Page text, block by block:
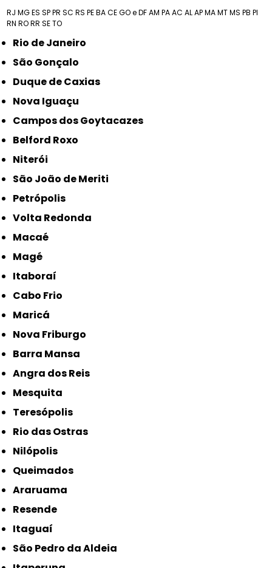
RJ MGES SPPR SC RS PEBACEGO e DFAM PAAC ALAPMAMTMS PB PI
RN RORR SETO
Rio de Janeiro
São Gonçalo
Duque de Caxias
Nova Iguaçu
Campos dos Goytacazes
Belford Roxo
Niterói
São João de Meriti
Petrópolis
Volta Redonda
Macaé
Magé
Itaboraí
Cabo Frio
Maricá
Nova Friburgo
Barra Mansa
Angra dos Reis
Mesquita
Teresópolis
Rio das Ostras
Nilópolis
Queimados
Araruama
Resende
Itaguaí
São Pedro da Aldeia